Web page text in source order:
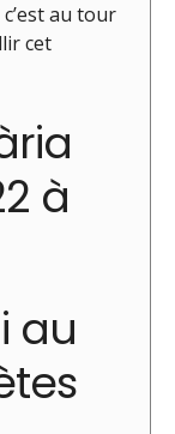
au tour
cet
à
au